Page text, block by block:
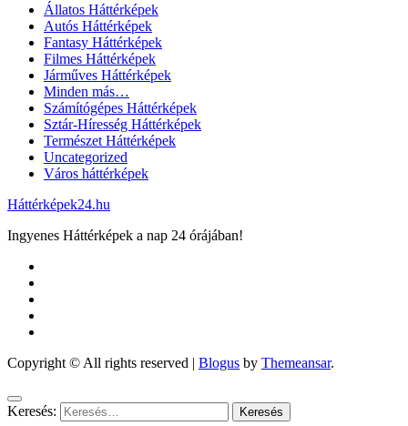
Állatos Háttérképek
Autós Háttérképek
Fantasy Háttérképek
Filmes Háttérképek
Járműves Háttérképek
Minden más…
Számítógépes Háttérképek
Sztár-Híresség Háttérképek
Természet Háttérképek
Uncategorized
Város háttérképek
Háttérképek24.hu
Ingyenes Háttérképek a nap 24 órájában!
Copyright © All rights reserved | Blogus by Themeansar.
Keresés: